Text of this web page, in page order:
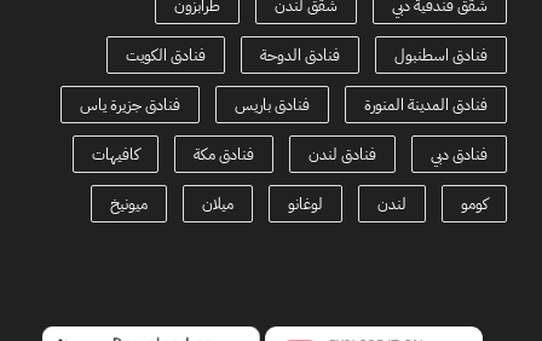
شقق فندقية دبي شقق لندن طرابزون
فنادق اسطنبول فنادق الدوحة فنادق الكويت
فنادق المدينة المنورة فنادق باريس فنادق جزيرة ياس
فنادق دبي فنادق لندن فنادق مكة كافيهات
كومو لندن لوغانو ميلان ميونيخ